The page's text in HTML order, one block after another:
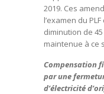
2019. Ces
l’examen du
diminution de 45
maintenue à ce
Compensation
par une
d’électricité